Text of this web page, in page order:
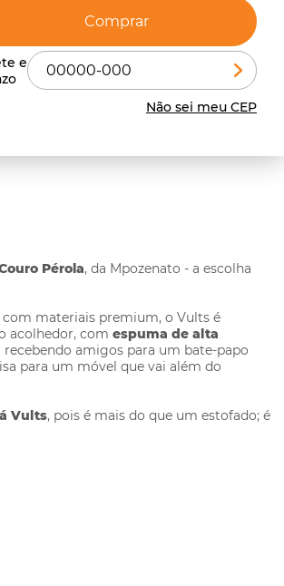
Comprar
Não sei meu CEP
Pérola, da Mpozenato - a escolha
com materiais premium, o Vults é
acolhedor, comespuma de alta
amigos para um bate-papo
para um móvel que vai além do
Vults, pois é mais do que um estofado; é